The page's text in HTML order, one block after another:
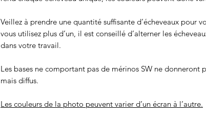
Veillez à prendre une quantité suffisante d’écheveaux pour
vous utilisez plus d’un, il est conseillé d’alterner les
dans votre travail.
Les bases ne comportant pas de mérinos SW ne donneront
mais diffus.
Les couleurs de la photo peuvent varier d’un écran à l’autre.